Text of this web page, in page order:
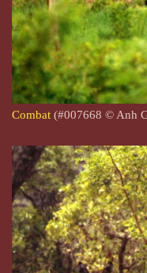
Combat (#007668 © Anh